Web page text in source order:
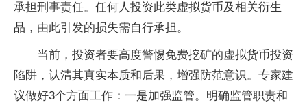
承担刑事责任。任何人投资此类虚拟货币及相关衍生
品，由此引发的损失需自行承担。
当前，投资者要高度警惕免费挖矿的虚拟货币投资
陷阱，认清其真实本质和后果，增强防范意识。专家建
议做好3个方面工作：一是加强监管。明确监管职责和